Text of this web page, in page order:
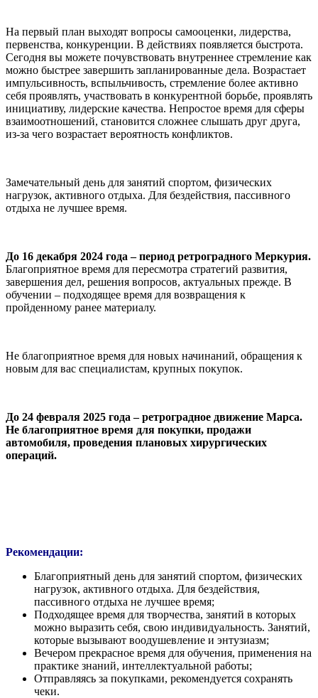
На первый план выходят вопросы самооценки, лидерства,
первенства, конкуренции. В действиях появляется быстрота.
Сегодня вы можете почувствовать внутреннее стремление как
можно быстрее завершить запланированные дела. Возрастает
импульсивность, вспыльчивость, стремление более активно
себя проявлять, участвовать в конкурентной борьбе, проявлять
инициативу, лидерские качества. Непростое время для сферы
взаимоотношений, становится сложнее слышать друг друга,
из-за чего возрастает вероятность конфликтов.
Замечательный день для занятий спортом, физических
нагрузок, активного отдыха. Для бездействия, пассивного
отдыха не лучшее время.
До 16 декабря 2024 года – период ретроградного Меркурия.
Благоприятное время для пересмотра стратегий развития,
завершения дел, решения вопросов, актуальных прежде. В
обучении – подходящее время для возвращения к
пройденному ранее материалу.
Не благоприятное время для новых начинаний, обращения к
новым для вас специалистам, крупных покупок.
До 24 февраля 2025 года – ретроградное движение Марса.
Не благоприятное время для покупки, продажи
автомобиля, проведения плановых хирургических
операций.
Рекомендации:
Благоприятный день для занятий спортом, физических
нагрузок, активного отдыха. Для бездействия,
пассивного отдыха не лучшее время;
Подходящее время для творчества, занятий в которых
можно выразить себя, свою индивидуальность. Занятий,
которые вызывают воодушевление и энтузиазм;
Вечером прекрасное время для обучения, применения на
практике знаний, интеллектуальной работы;
Отправляясь за покупками, рекомендуется сохранять
чеки.